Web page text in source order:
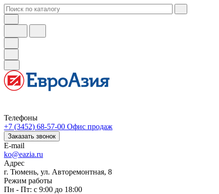
Телефоны
+7 (3452) 68-57-00 Офис продаж
Заказать звонок
E-mail
ko@eazia.ru
Адрес
г. Тюмень, ул. Авторемонтная, 8
Режим работы
Пн - Пт: с 9:00 до 18:00